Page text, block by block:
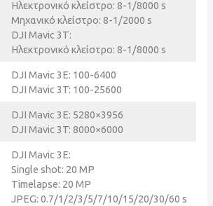
Ηλεκτρονικό κλείστρο: 8-1/8000 s
Μηχανικό κλείστρο: 8-1/2000 s
DJI Mavic 3Τ:
Ηλεκτρονικό κλείστρο: 8-1/8000 s
DJI Mavic 3E: 100-6400
DJI Mavic 3T: 100-25600
DJI Mavic 3E: 5280×3956
DJI Mavic 3T: 8000×6000
DJI Mavic 3E:
Single shot: 20 MP
Timelapse: 20 MP
JPEG: 0.7/1/2/3/5/7/10/15/20/30/60 s